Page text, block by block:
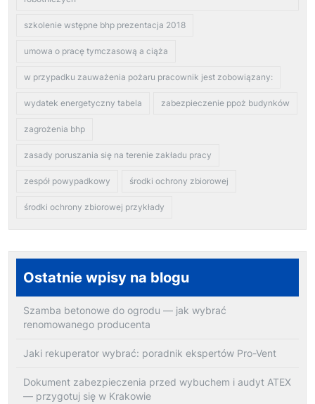
szkolenie wstępne bhp prezentacja 2018
umowa o pracę tymczasową a ciąża
w przypadku zauważenia pożaru pracownik jest zobowiązany:
wydatek energetyczny tabela zabezpieczenie ppoż budynków
zagrożenia bhp
zasady poruszania się na terenie zakładu pracy
zespół powypadkowy środki ochrony zbiorowej
środki ochrony zbiorowej przykłady
Ostatnie wpisy na blogu
Szamba betonowe do ogrodu — jak wybrać
renomowanego producenta
Jaki rekuperator wybrać: poradnik ekspertów Pro-Vent
Dokument zabezpieczenia przed wybuchem i audyt ATEX
— przygotuj się w Krakowie